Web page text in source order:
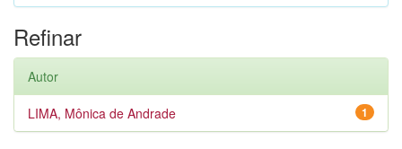
Refinar
Autor
1
LIMA, Mônica de Andrade